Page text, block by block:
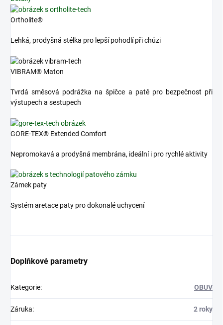
Ortholite®
Lehká, prodyšná stélka pro lepší pohodlí při chůzi
VIBRAM® Maton
Tvrdá směsová podrážka na špičce a patě pro bezpečnost při
výstupech a sestupech
GORE-TEX® Extended Comfort
Nepromokavá a prodyšná membrána, ideální i pro rychlé aktivity
Zámek paty
Systém aretace paty pro dokonalé uchycení
Doplňkové parametry
Kategorie: OBUV
Záruka: 2 roky